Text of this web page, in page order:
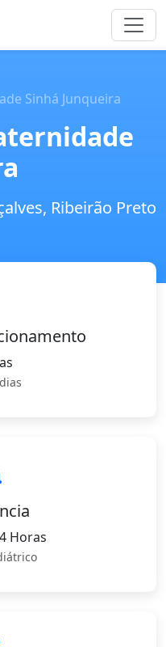
Sinhá Junqueira
Ribeirão Preto
Horas